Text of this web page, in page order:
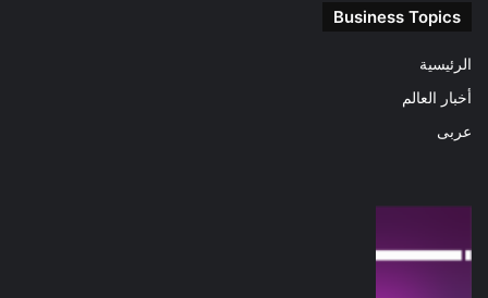
Business Topics
الرئيسية
أخبار العالم
عربى